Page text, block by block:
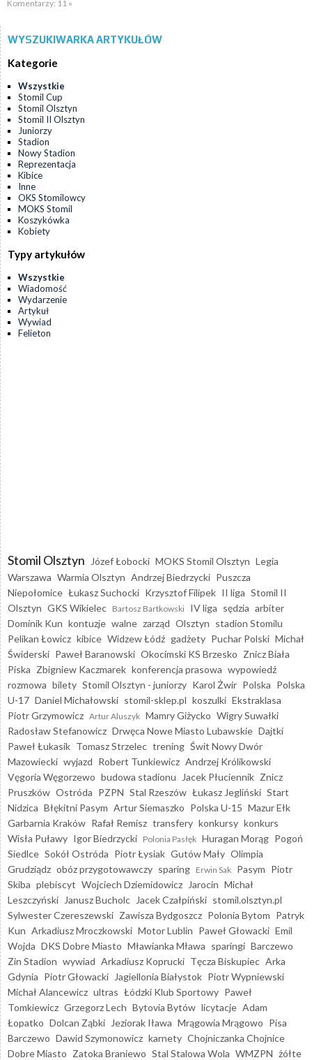
Komentarzy: 11 »
WYSZUKIWARKA ARTYKUŁÓW
Kategorie
Wszystkie
Stomil Cup
Stomil Olsztyn
Stomil II Olsztyn
Juniorzy
Stadion
Nowy Stadion
Reprezentacja
Kibice
Inne
OKS Stomilowcy
MOKS Stomil
Koszykówka
Kobiety
Typy artykułów
Wszystkie
Wiadomość
Wydarzenie
Artykuł
Wywiad
Felieton
Stomil Olsztyn Józef Łobocki MOKS Stomil Olsztyn Legia
Warszawa Warmia Olsztyn Andrzej Biedrzycki Puszcza
Niepołomice Łukasz Suchocki Krzysztof Filipek II liga Stomil II
Olsztyn GKS Wikielec Bartosz Bartkowski IV liga sędzia arbiter
Dominik Kun kontuzje walne zarząd Olsztyn stadion Stomilu
Pelikan Łowicz kibice Widzew Łódź gadżety Puchar Polski Michał
Świderski Paweł Baranowski Okocimski KS Brzesko Znicz Biała
Piska Zbigniew Kaczmarek konferencja prasowa wypowiedź
rozmowa bilety Stomil Olsztyn - juniorzy Karol Żwir Polska Polska
U-17 Daniel Michałowski stomil-sklep.pl koszulki Ekstraklasa
Piotr Grzymowicz Artur Aluszyk Mamry Giżycko Wigry Suwałki
Radosław Stefanowicz Drwęca Nowe Miasto Lubawskie Dajtki
Paweł Łukasik Tomasz Strzelec trening Świt Nowy Dwór
Mazowiecki wyjazd Robert Tunkiewicz Andrzej Królikowski
Vęgoria Węgorzewo budowa stadionu Jacek Płuciennik Znicz
Pruszków Ostróda PZPN Stal Rzeszów Łukasz Jegliński Start
Nidzica Błękitni Pasym Artur Siemaszko Polska U-15 Mazur Ełk
Garbarnia Kraków Rafał Remisz transfery konkursy konkurs
Wisła Puławy Igor Biedrzycki Polonia Pasłęk Huragan Morąg Pogoń
Siedlce Sokół Ostróda Piotr Łysiak Gutów Mały Olimpia
Grudziądz obóz przygotowawczy sparing Erwin Sak Pasym Piotr
Skiba plebiscyt Wojciech Dziemidowicz Jarocin Michał
Leszczyński
Janusz Bucholc Jacek Czałpiński stomil.olsztyn.pl
Sylwester Czereszewski Zawisza Bydgoszcz Polonia Bytom Patryk
Kun Arkadiusz Mroczkowski Motor Lublin Paweł Głowacki Emil
Wojda DKS Dobre Miasto Mławianka Mława sparingi Barczewo
Zin Stadion wywiad Arkadiusz Koprucki Tęcza Biskupiec Arka
Gdynia Piotr Głowacki Jagiellonia Białystok Piotr Wypniewski
Michał Alancewicz ultras Łódzki Klub Sportowy Paweł
Tomkiewicz Grzegorz Lech Bytovia Bytów licytacje Adam
Łopatko Dolcan Ząbki Jeziorak Iława Mrągowia Mrągowo Pisa
Barczewo Dawid Szymonowicz karnety Chojniczanka Chojnice
Dobre Miasto Zatoka Braniewo Stal Stalowa Wola WMZPN żółte